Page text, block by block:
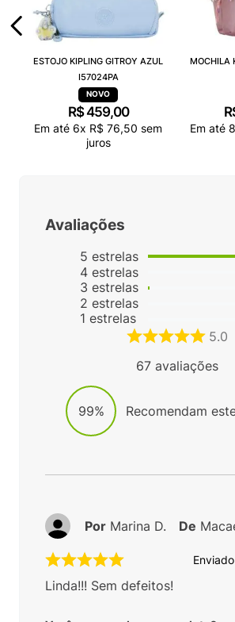
ESTOJO KIPLING GITROY AZUL
I57024PA
R$459,00
Em até 6x R$ 76,50 sem
juros
MOCHILA
Em até 8
Avaliações
5 estrelas
4 estrelas
3 estrelas
2 estrelas
1 estrelas
5.0
67 avaliações
99% Recomendam
Linda!!! Sem defeitos!
Por Marina D. De